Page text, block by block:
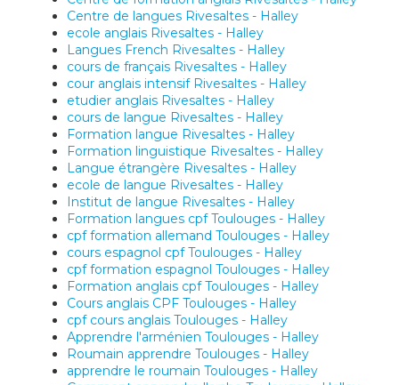
Centre de langues Rivesaltes - Halley
ecole anglais Rivesaltes - Halley
Langues French Rivesaltes - Halley
cours de français Rivesaltes - Halley
cour anglais intensif Rivesaltes - Halley
etudier anglais Rivesaltes - Halley
cours de langue Rivesaltes - Halley
Formation langue Rivesaltes - Halley
Formation linguistique Rivesaltes - Halley
Langue étrangère Rivesaltes - Halley
ecole de langue Rivesaltes - Halley
Institut de langue Rivesaltes - Halley
Formation langues cpf Toulouges - Halley
cpf formation allemand Toulouges - Halley
cours espagnol cpf Toulouges - Halley
cpf formation espagnol Toulouges - Halley
Formation anglais cpf Toulouges - Halley
Cours anglais CPF Toulouges - Halley
cpf cours anglais Toulouges - Halley
Apprendre l'arménien Toulouges - Halley
Roumain apprendre Toulouges - Halley
apprendre le roumain Toulouges - Halley